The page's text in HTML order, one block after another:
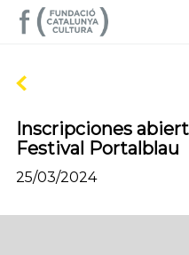
Inscripciones
Festival Portalblau
25/03/2024